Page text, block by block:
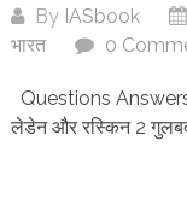
By IASbook
भारत
0
Questions Answers
लेडेन और रस्किन 2